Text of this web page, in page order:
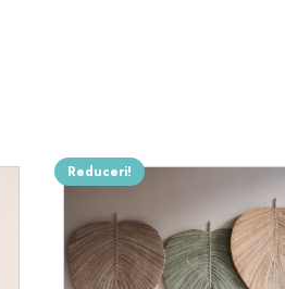
Reduceri!
Acest
are
mai